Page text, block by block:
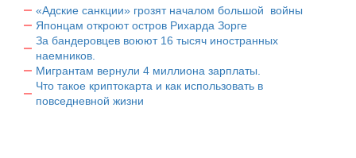
«Адские санкции» грозят началом большой войны
Японцам откроют остров Рихарда Зорге
За бандеровцев воюют 16 тысяч иностранных
наемников.
Мигрантам вернули 4 миллиона зарплаты.
Что такое криптокарта и как использовать в
повседневной жизни